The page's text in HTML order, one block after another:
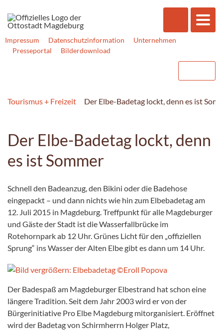
Impressum Datenschutzinformation
Unternehmen
Presseportal
Bilderdownload
Tourismus + Freizeit Der Elbe-Badetag lockt, denn es ist
Der Elbe-Badetag lockt, denn
es ist Sommer
Schnell den Badeanzug, den Bikini oder die Badehose
eingepackt – und dann nichts wie hin zum Elbebadetag am
12. Juli 2015 in Magdeburg. Treffpunkt für alle Magdeburger
und Gäste der Stadt ist die Wasserfallbrücke im
Rotehornpark ab 12 Uhr. Grünes Licht für den „offiziellen
Sprung“ ins Wasser der Alten Elbe gibt es dann um 14 Uhr.
Der Badespaß am Magdeburger Elbestrand hat schon eine
längere Tradition. Seit dem Jahr 2003 wird er von der
Bürgerinitiative Pro Elbe Magdeburg mitorganisiert. Eröffnet
wird der Badetag von Schirmherrn Holger Platz,